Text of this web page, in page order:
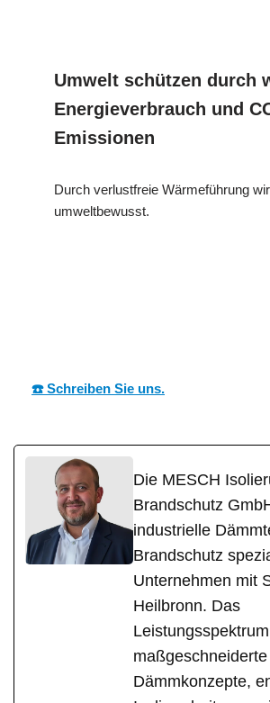
Umwelt schützen durch
Energieverbrauch und
Emissionen
Durch verlustfreie Wärmeführung
umweltbewusst.
☎️ Schreiben Sie uns.
Die MESCH
Brandschutz
industrielle
Brandschutz
Unternehmen mit
Heilbronn. Das
maßgeschneiderte
Dämmkonzepte,